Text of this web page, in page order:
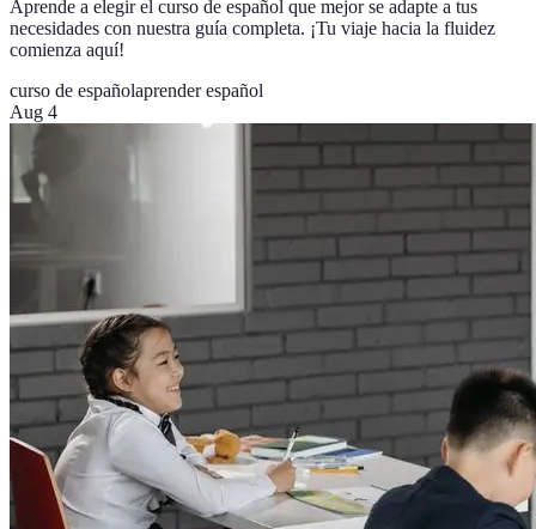
Aprende a elegir el curso de español que mejor se adapte a tus
necesidades con nuestra guía completa. ¡Tu viaje hacia la fluidez
comienza aquí!
curso de españolaprender español
Aug 4